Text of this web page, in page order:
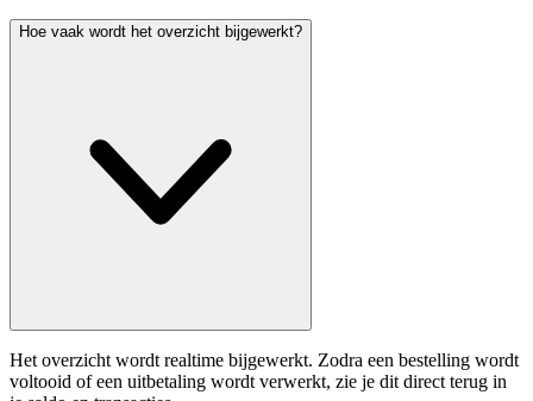
Hoe vaak wordt het overzicht bijgewerkt?
Het overzicht wordt realtime bijgewerkt. Zodra een bestelling wordt
voltooid of een uitbetaling wordt verwerkt, zie je dit direct terug in